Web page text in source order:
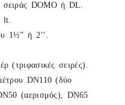
σειράς DOMO ή DL.
lt.
1½” ή 2’’.
(τριφασικές σειρές).
DN110 (δύο
(αερισμός), DN65